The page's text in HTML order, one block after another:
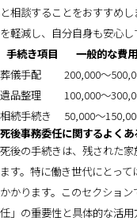
と相談することをおすすめ
を軽減し、自分自身も安心
手続き項目
一般的な費用
葬儀手配
200,000〜
遺品整理
100,000〜
相続手続き
50,000〜
死後事務委任に関するよくあ
死後の手続きは、残された
ます。特に働き世代にとっ
かかります。このセクショ
任」の重要性と具体的な活用